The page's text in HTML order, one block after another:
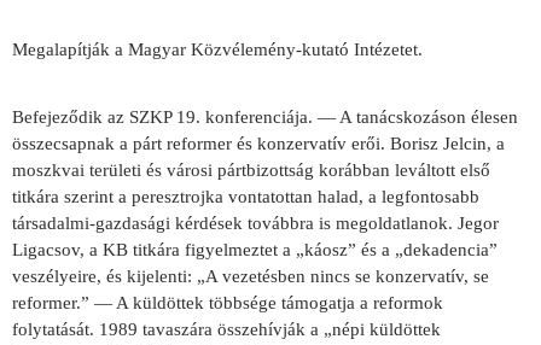
Megalapítják a Magyar Közvélemény-kutató Intézetet.
Befejeződik az SZKP 19. konferenciája. — A tanácskozáson élesen
összecsapnak a párt reformer és konzervatív erői. Borisz Jelcin, a
moszkvai területi és városi pártbizottság korábban leváltott első
titkára szerint a peresztrojka vontatottan halad, a legfontosabb
társadalmi-gazdasági kérdések továbbra is megoldatlanok. Jegor
Ligacsov, a KB titkára figyelmeztet a „káosz” és a „dekadencia”
veszélyeire, és kijelenti: „A vezetésben nincs se konzervatív, se
reformer.” — A küldöttek többsége támogatja a reformok
folytatását. 1989 tavaszára összehívják a „népi küldöttek